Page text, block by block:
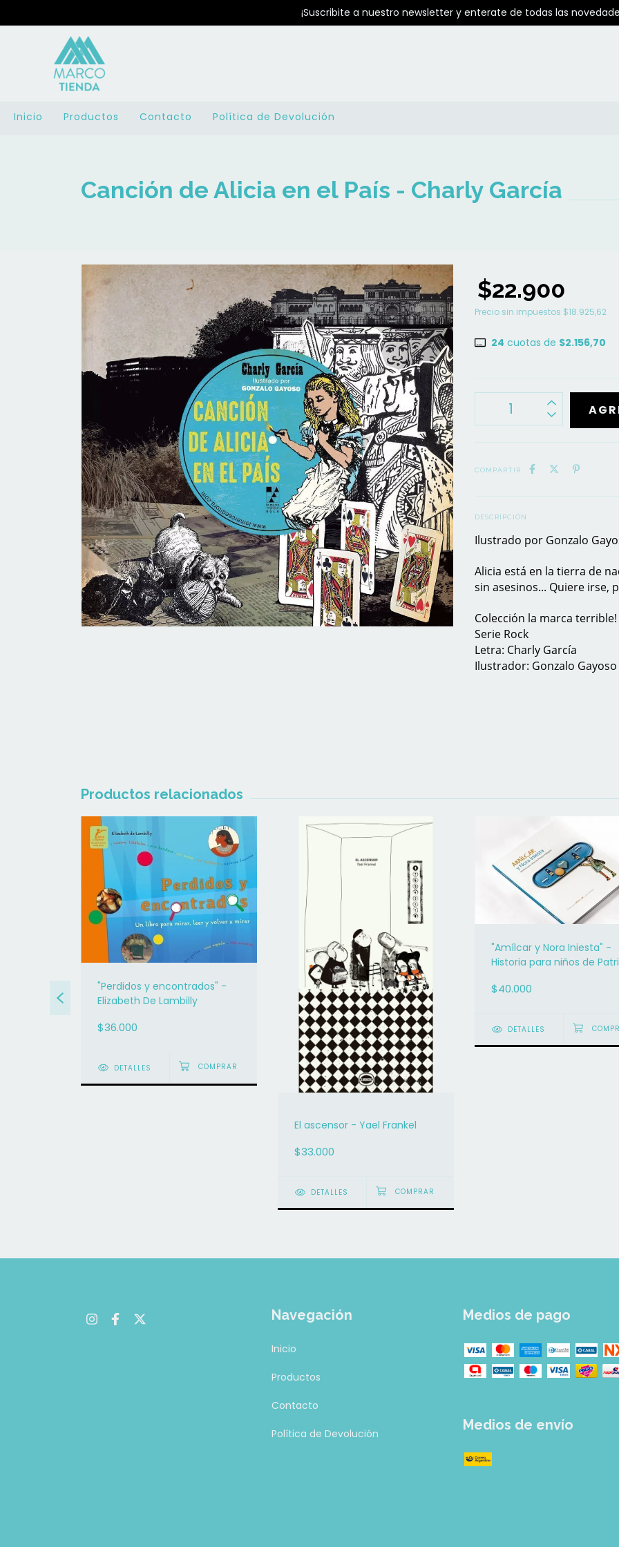
¡Suscribite a nuestro newsletter y enterate de todas las
Inicio Productos Contacto Política de Devolución
Canción de Alicia en el País - Charly García
$22.900
Precio sin impuestos $18.925,62
24 cuotas de $2.156,70
COMPARTIR
DESCRIPCIÓN
Ilustrado por Gonzalo
Alicia está en la tierra de
sin asesinos... Quiere irse,
Colección la marca terrible!
Serie Rock
Letra: Charly García
Ilustrador: Gonzalo Gayoso
Productos relacionados
"Perdidos y encontrados" -
Elizabeth De Lambilly
$36.000
DETALLES
El ascensor - Yael Frankel
$33.000
DETALLES
"Amílcar y Nora Iniesta" -
Historia para niños de
$40.000
DETALLES
Navegación
Inicio
Productos
Contacto
Política de Devolución
Medios de pago
Medios de envío